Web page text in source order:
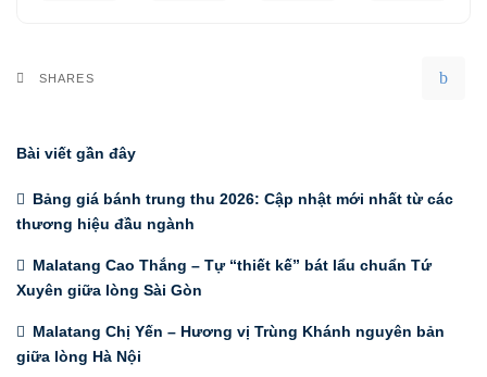
SHARES
Bài viết gần đây
Bảng giá bánh trung thu 2026: Cập nhật mới nhất từ các
thương hiệu đầu ngành
Malatang Cao Thắng – Tự “thiết kế” bát lẩu chuẩn Tứ
Xuyên giữa lòng Sài Gòn
Malatang Chị Yến – Hương vị Trùng Khánh nguyên bản
giữa lòng Hà Nội